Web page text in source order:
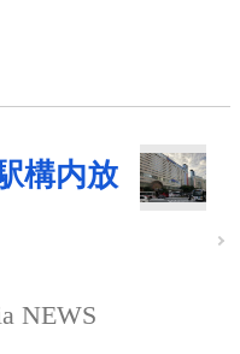
構内放
NEWS